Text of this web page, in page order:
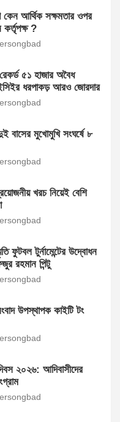
কেন আর্থিক সক্ষমতার ওপর
কর্তৃপক্ষ ?
৫১ হাজার অবৈধ
ধরপাকড় আরও জোরদার
বাসের মুখোমুখি সংঘর্ষে ৮
খরচ নিয়েই বেশি
ফুটবল টুর্নামেন্টের উদ্বোধন
রহমান পিন্টু
উপস্থাপক কাইটি টং
২০২৬: আদিবাসীদের